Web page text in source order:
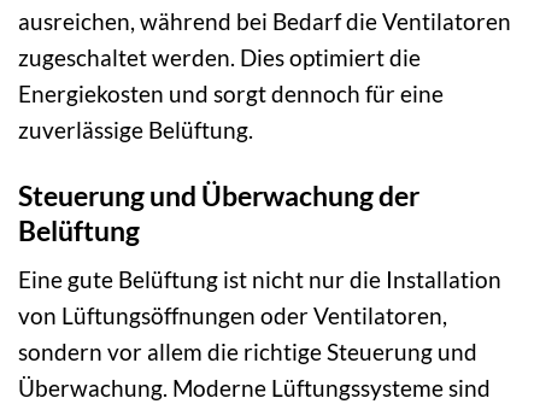
ausreichen, während bei Bedarf die Ventilatoren
zugeschaltet werden. Dies optimiert die
Energiekosten und sorgt dennoch für eine
zuverlässige Belüftung.
Steuerung und Überwachung der
Belüftung
Eine gute Belüftung ist nicht nur die Installation
von Lüftungsöffnungen oder Ventilatoren,
sondern vor allem die richtige Steuerung und
Überwachung. Moderne Lüftungssysteme sind